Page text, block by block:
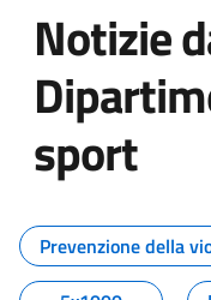
Notizie
sport
Tutti i
Prevenzione della